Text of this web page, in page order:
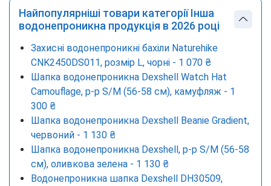
Найпопулярніші товари категорії Інша
водонепроникна продукція в 2026 році
Захисні водонепроникні бахіли Naturehike
CNK2450DS011, розмір L, чорні - 1 070 ₴
Шапка водонепроникна Dexshell Watch Hat
Camouflage, р-р S/M (56-58 см), камуфляж - 1
300 ₴
Шапка водонепроникна Dexshell Beanie Gradient,
червоний - 1 130 ₴
Шапка водонепроникна Dexshell, р-р S/M (56-58
см), оливкова зелена - 1 130 ₴
Водонепроникна шапка Dexshell DH30509,